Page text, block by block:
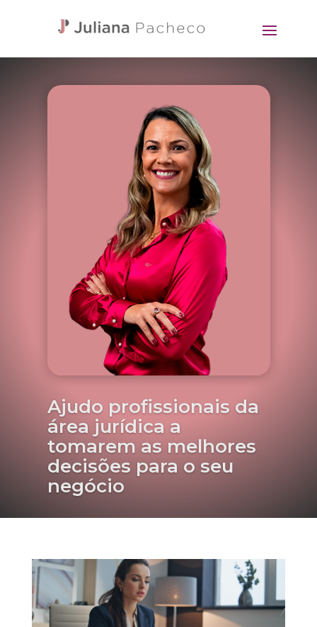
Ajudo profissionais da
área jurídica a
tomarem as melhores
decisões para o seu
negócio